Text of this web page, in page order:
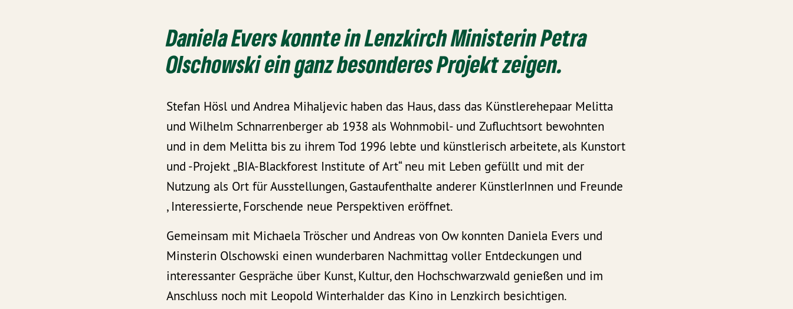
Daniela Evers konnte in Lenzkirch Ministerin Petra
Olschowski ein ganz besonderes Projekt zeigen.
Stefan Hösl und Andrea Mihaljevic haben das Haus, dass das Künstlerehepaar Melitta
und Wilhelm Schnarrenberger ab 1938 als Wohnmobil- und Zufluchtsort bewohnten
und in dem Melitta bis zu ihrem Tod 1996 lebte und künstlerisch arbeitete, als Kunstort
und -Projekt „BIA-Blackforest Institute of Art“ neu mit Leben gefüllt und mit der
Nutzung als Ort für Ausstellungen, Gastaufenthalte anderer KünstlerInnen und Freunde
, Interessierte, Forschende neue Perspektiven eröffnet.
Gemeinsam mit Michaela Tröscher und Andreas von Ow konnten Daniela Evers und
Minsterin Olschowski einen wunderbaren Nachmittag voller Entdeckungen und
interessanter Gespräche über Kunst, Kultur, den Hochschwarzwald genießen und im
Anschluss noch mit Leopold Winterhalder das Kino in Lenzkirch besichtigen.